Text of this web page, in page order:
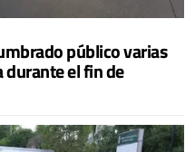
público varias
durante el fin de